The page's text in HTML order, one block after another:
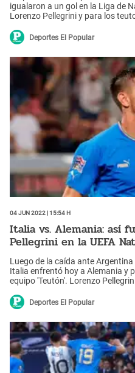
igualaron a un gol en la Liga de
Lorenzo Pellegrini y para los
Deportes El Popular
04 Jun 2022 | 15:54 h
Italia vs. Alemania: así
Pellegrini en la UEFA
Luego de la caída ante
Italia enfrentó hoy a Alemania y
equipo 'Teutón'. Lorenzo
Deportes El Popular